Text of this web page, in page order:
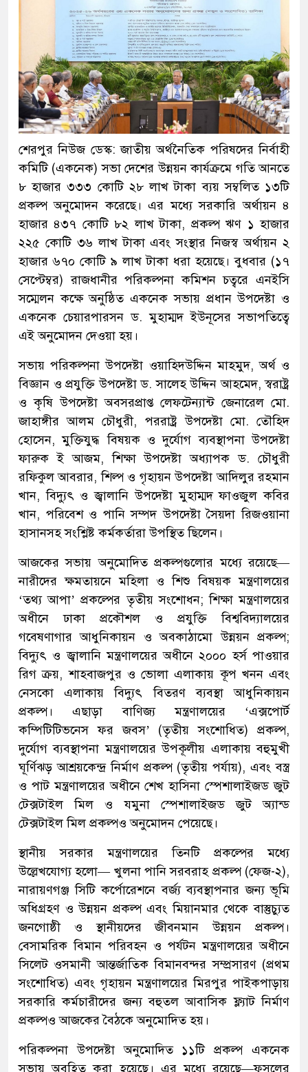
শেরপুর নিউজ ডেস্ক: জাতীয় অর্থনৈতিক পরিষদের নির্বাহী
কমিটি (একনেক) সভা দেশের উন্নয়ন কার্যক্রমে গতি আনতে
৮ হাজার ৩৩৩ কোটি ২৮ লাখ টাকা ব্যয় সম্বলিত ১৩টি
প্রকল্প অনুমোদন করেছে। এর মধ্যে সরকারি অর্থায়ন ৪
হাজার ৪৩৭ কোটি ৮২ লাখ টাকা, প্রকল্প ঋণ ১ হাজার
২২৫ কোটি ৩৬ লাখ টাকা এবং সংস্থার নিজস্ব অর্থায়ন ২
হাজার ৬৭০ কোটি ৯ লাখ টাকা ধরা হয়েছে। বুধবার (১৭
সেপ্টেম্বর) রাজধানীর পরিকল্পনা কমিশন চত্বরে এনইসি
সম্মেলন কক্ষে অনুষ্ঠিত একনেক সভায় প্রধান উপদেষ্টা ও
একনেক চেয়ারপারসন ড. মুহাম্মদ ইউনূসের সভাপতিত্বে
এই অনুমোদন দেওয়া হয়।
সভায় পরিকল্পনা উপদেষ্টা ওয়াহিদউদ্দিন মাহমুদ, অর্থ ও
বিজ্ঞান ও প্রযুক্তি উপদেষ্টা ড. সালেহ উদ্দিন আহমেদ, স্বরাষ্ট্র
ও কৃষি উপদেষ্টা অবসরপ্রাপ্ত লেফটেন্যান্ট জেনারেল মো.
জাহাঙ্গীর আলম চৌধুরী, পররাষ্ট্র উপদেষ্টা মো. তৌহিদ
হোসেন, মুক্তিযুদ্ধ বিষয়ক ও দুর্যোগ ব্যবস্থাপনা উপদেষ্টা
ফারুক ই আজম, শিক্ষা উপদেষ্টা অধ্যাপক ড. চৌধুরী
রফিকুল আবরার, শিল্প ও গৃহায়ন উপদেষ্টা আদিলুর রহমান
খান, বিদ্যুৎ ও জ্বালানি উপদেষ্টা মুহাম্মদ ফাওজুল কবির
খান, পরিবেশ ও পানি সম্পদ উপদেষ্টা সৈয়দা রিজওয়ানা
হাসানসহ সংশ্লিষ্ট কর্মকর্তারা উপস্থিত ছিলেন।
আজকের সভায় অনুমোদিত প্রকল্পগুলোর মধ্যে রয়েছে—
নারীদের ক্ষমতায়নে মহিলা ও শিশু বিষয়ক মন্ত্রণালয়ের
‘তথ্য আপা’ প্রকল্পের তৃতীয় সংশোধন; শিক্ষা মন্ত্রণালয়ের
অধীনে ঢাকা প্রকৌশল ও প্রযুক্তি বিশ্ববিদ্যালয়ের
গবেষণাগার আধুনিকায়ন ও অবকাঠামো উন্নয়ন প্রকল্প;
বিদ্যুৎ ও জ্বালানি মন্ত্রণালয়ের অধীনে ২০০০ হর্স পাওয়ার
রিগ ক্রয়, শাহবাজপুর ও ভোলা এলাকায় কূপ খনন এবং
নেসকো এলাকায় বিদ্যুৎ বিতরণ ব্যবস্থা আধুনিকায়ন
প্রকল্প। এছাড়া বাণিজ্য মন্ত্রণালয়ের ‘এক্সপোর্ট
কম্পিটিটিভনেস ফর জবস’ (তৃতীয় সংশোধিত) প্রকল্প,
দুর্যোগ ব্যবস্থাপনা মন্ত্রণালয়ের উপকূলীয় এলাকায় বহুমুখী
ঘূর্ণিঝড় আশ্রয়কেন্দ্র নির্মাণ প্রকল্প (তৃতীয় পর্যায়), এবং বস্ত্র
ও পাট মন্ত্রণালয়ের অধীনে শেখ হাসিনা স্পেশালাইজড জুট
টেক্সটাইল মিল ও যমুনা স্পেশালাইজড জুট অ্যান্ড
টেক্সটাইল মিল প্রকল্পও অনুমোদন পেয়েছে।
স্থানীয় সরকার মন্ত্রণালয়ের তিনটি প্রকল্পের মধ্যে
উল্লেখযোগ্য হলো— খুলনা পানি সরবরাহ প্রকল্প (ফেজ-২),
নারায়ণগঞ্জ সিটি কর্পোরেশনে বর্জ্য ব্যবস্থাপনার জন্য ভূমি
অধিগ্রহণ ও উন্নয়ন প্রকল্প এবং মিয়ানমার থেকে বাস্তুচ্যুত
জনগোষ্ঠী ও স্থানীয়দের জীবনমান উন্নয়ন প্রকল্প।
বেসামরিক বিমান পরিবহন ও পর্যটন মন্ত্রণালয়ের অধীনে
সিলেট ওসমানী আন্তর্জাতিক বিমানবন্দর সম্প্রসারণ (প্রথম
সংশোধিত) এবং গৃহায়ন মন্ত্রণালয়ের মিরপুর পাইকপাড়ায়
সরকারি কর্মচারীদের জন্য বহুতল আবাসিক ফ্ল্যাট নির্মাণ
প্রকল্পও আজকের বৈঠকে অনুমোদিত হয়।
পরিকল্পনা উপদেষ্টা অনুমোদিত ১১টি প্রকল্প একনেক
সভায় অবহিত করা হয়েছে। এর মধ্যে রয়েছে—ফসলের